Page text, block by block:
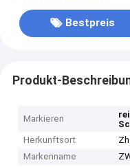
Bestpreis
Produkt-
Markieren
Herkunftsort
Markenname